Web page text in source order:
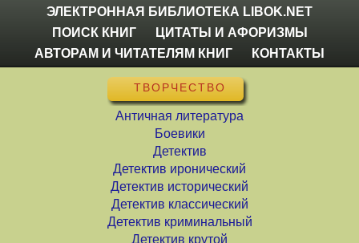
ЭЛЕКТРОННАЯ БИБЛИОТЕКА LIBOK.NET
ПОИСК КНИГ
ЦИТАТЫ И АФОРИЗМЫ
АВТОРАМ И ЧИТАТЕЛЯМ КНИГ
КОНТАКТЫ
ТВОРЧЕСТВО
Античная литература
Боевики
Детектив
Детектив иронический
Детектив исторический
Детектив классический
Детектив криминальный
Детектив крутой